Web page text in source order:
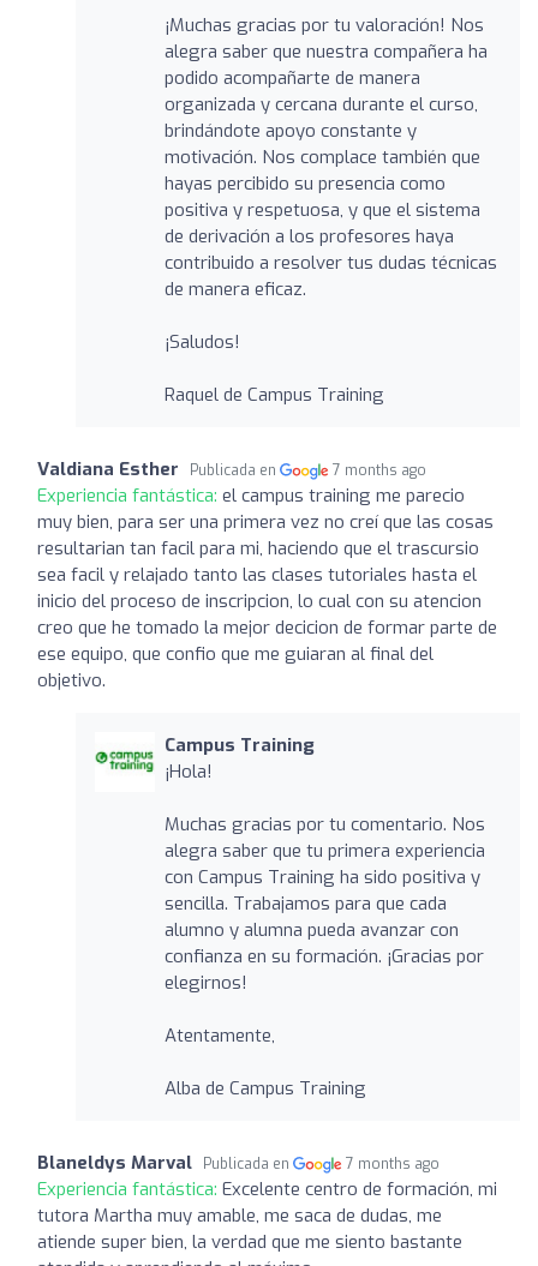
¡Muchas gracias por tu valoración! Nos
alegra saber que nuestra compañera ha
podido acompañarte de manera
organizada y cercana durante el curso,
brindándote apoyo constante y
motivación. Nos complace también que
hayas percibido su presencia como
positiva y respetuosa, y que el sistema
de derivación a los profesores haya
contribuido a resolver tus dudas técnicas
de manera eficaz.
¡Saludos!
Raquel de Campus Training
Valdiana Esther Publicada en 7 months ago
Experiencia fantástica: el campus training me parecio
muy bien, para ser una primera vez no creí que las cosas
resultarian tan facil para mi, haciendo que el trascursio
sea facil y relajado tanto las clases tutoriales hasta el
inicio del proceso de inscripcion, lo cual con su atencion
creo que he tomado la mejor decicion de formar parte de
ese equipo, que confio que me guiaran al final del
objetivo.
Campus Training
¡Hola!
Muchas gracias por tu comentario. Nos
alegra saber que tu primera experiencia
con Campus Training ha sido positiva y
sencilla. Trabajamos para que cada
alumno y alumna pueda avanzar con
confianza en su formación. ¡Gracias por
elegirnos!
Atentamente,
Alba de Campus Training
Blaneldys Marval Publicada en 7 months ago
Experiencia fantástica: Excelente centro de formación, mi
tutora Martha muy amable, me saca de dudas, me
atiende super bien, la verdad que me siento bastante